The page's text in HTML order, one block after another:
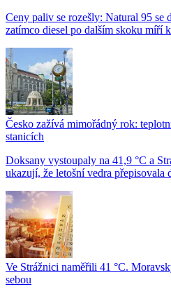
Ceny paliv se rozešly: Natural 95 se
zatímco diesel po dalším skoku míří
Česko zažívá mimořádný rok:
stanicích
Doksany vystoupaly na 41,9 °C a
ukazují, že letošní vedra přepisovala
Ve Strážnici naměřili 41 °C.
sebou